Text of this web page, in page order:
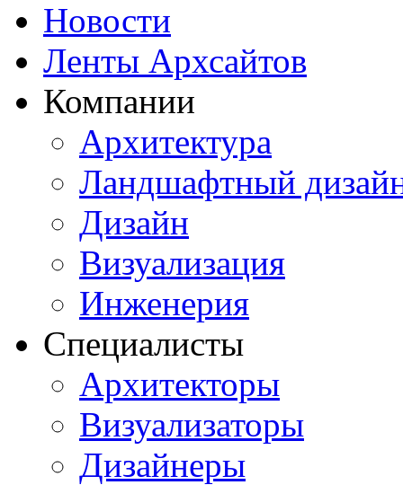
Новости
Ленты Архсайтов
Компании
Архитектура
Ландшафтный
Дизайн
Визуализация
Инженерия
Специалисты
Архитекторы
Визуализаторы
Дизайнеры